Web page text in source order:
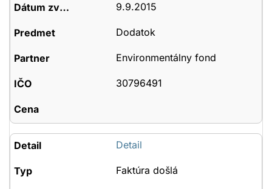
9.9.2015
Dodatok
Environmentálny fond
30796491
Detail
Faktúra došlá